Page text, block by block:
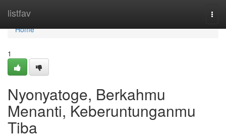
listfav
Home
Home
1
Nyonyatoge, Berkahmu
Menanti, Keberuntunganmu
Tiba